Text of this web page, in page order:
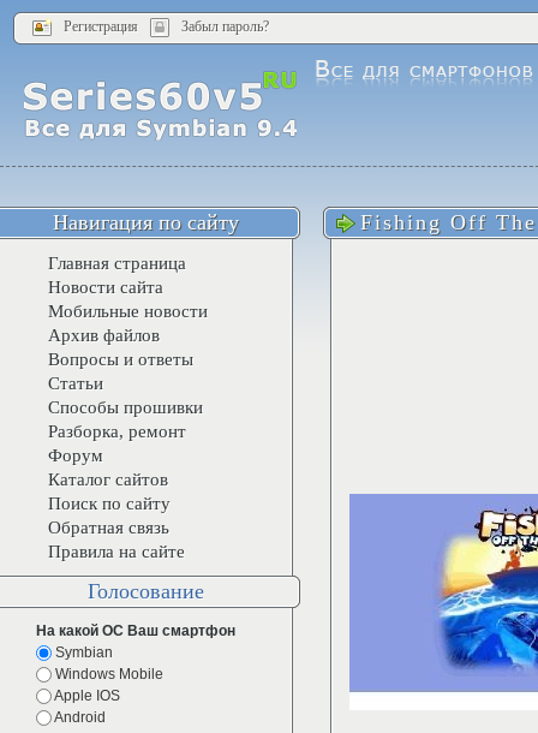
Регистрация Забыл пароль?
Fishing Off
Навигация по сайту
Главная страница
Новости сайта
Мобильные новости
Архив файлов
Вопросы и ответы
Статьи
Способы прошивки
Разборка, ремонт
Форум
Каталог сайтов
Поиск по сайту
Обратная связь
Правила на сайте
Голосование
На какой ОС Ваш смартфон
Symbian
Windows Mobile
Apple IOS
Android